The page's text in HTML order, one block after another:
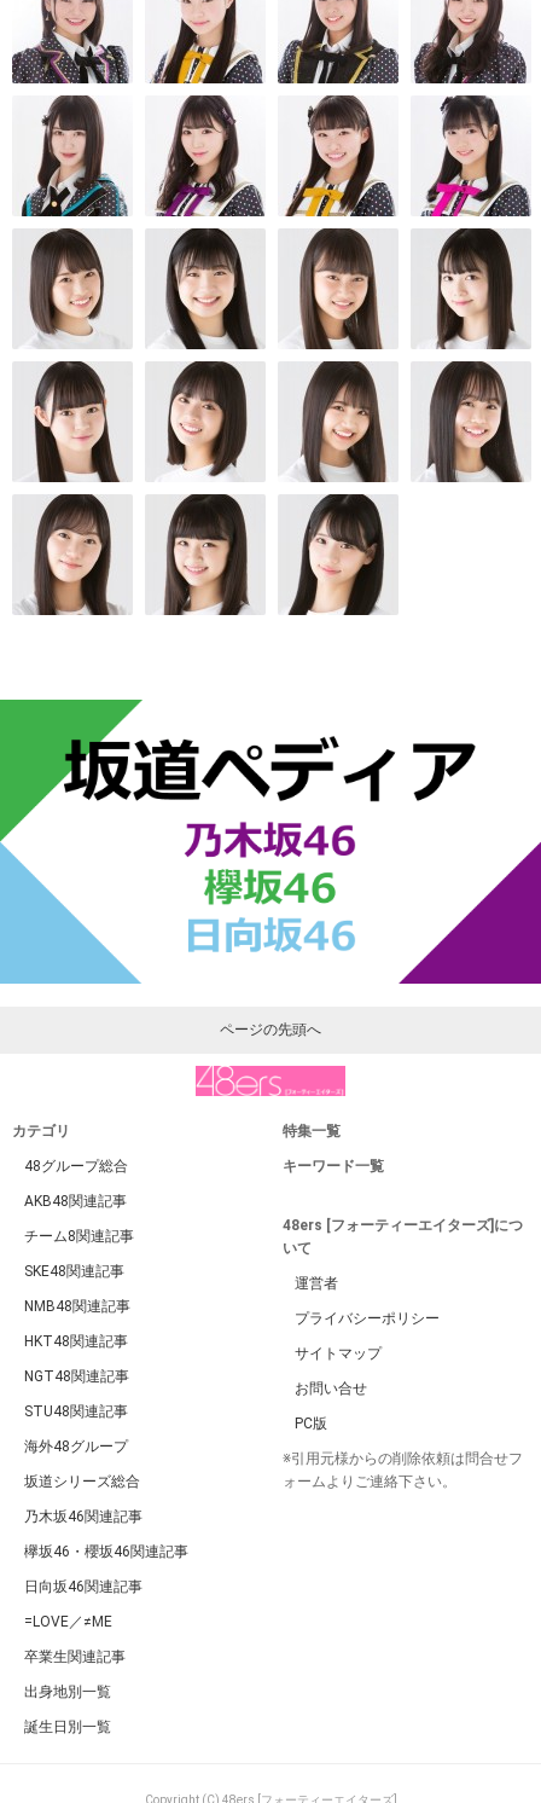
ページの先頭へ
カテゴリ
48グループ総合
AKB48関連記事
チーム8関連記事
SKE48関連記事
NMB48関連記事
HKT48関連記事
NGT48関連記事
STU48関連記事
海外48グループ
坂道シリーズ総合
乃木坂46関連記事
欅坂46・櫻坂46関連記事
日向坂46関連記事
=LOVE／≠ME
卒業生関連記事
出身地別一覧
誕生日別一覧
特集一覧
キーワード一覧
48ers [フォーティーエイターズ]につ
いて
運営者
プライバシーポリシー
サイトマップ
お問い合せ
PC版
※引用元様からの削除依頼は問合せフ
ォームよりご連絡下さい。
Copyright (C) 48ers [フォーティーエイターズ]